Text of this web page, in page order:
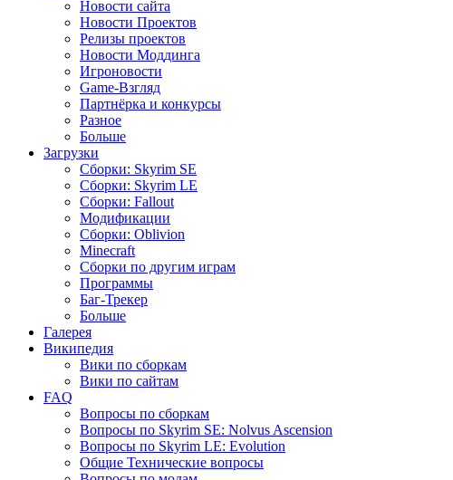
Новости сайта
Новости Проектов
Релизы проектов
Новости Моддинга
Игроновости
Game-Взгляд
Партнёрка и конкурсы
Разное
Больше
Загрузки
Сборки: Skyrim SE
Сборки: Skyrim LE
Сборки: Fallout
Модификации
Сборки: Oblivion
Minecraft
Сборки по другим играм
Программы
Баг-Трекер
Больше
Галерея
Википедия
Вики по сборкам
Вики по сайтам
FAQ
Вопросы по сборкам
Вопросы по Skyrim SE: Nolvus Ascension
Вопросы по Skyrim LE: Evolution
Общие Технические вопросы